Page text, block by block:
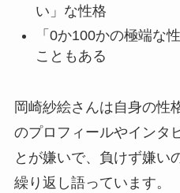
い」な性格
「0か100かの極端な
こともある
岡崎紗絵さんは自身の性
のプロフィールやインタ
とが嫌いで、負けず嫌い
繰り返し語っています。